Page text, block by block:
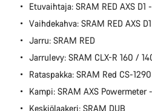
Etuvaihtaja: SRAM RED AXS D1
Vaihdekahva: SRAM RED AXS
Jarru: SRAM RED
Jarrulevy: SRAM CLX-R 160 /
Rataspakka: SRAM Red CS-
Kampi: SRAM AXS Powermeter
Keskiölaakeri: SRAM DUB